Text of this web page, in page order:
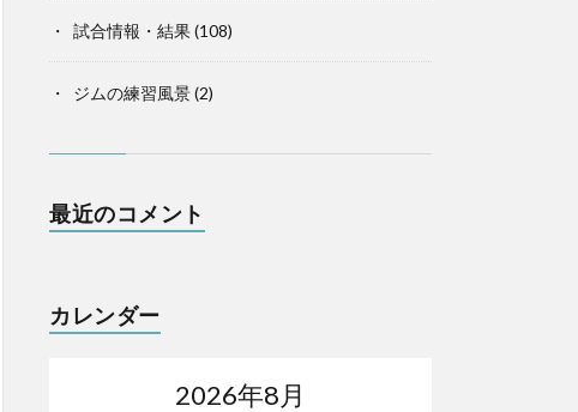
試合情報・結果(108)
ジムの練習風景(2)
最近のコメント
カレンダー
2026年8月